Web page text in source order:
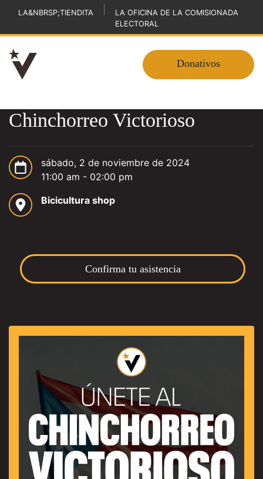
LA&NBRSP;TIENDITA
LA OFICINA DE LA COMISIONADA
ELECTORAL
Donativos
Chinchorreo Victorioso
sábado, 2 de noviembre de 2024
11:00 am - 02:00 pm
Bicicultura shop
Confirma tu asistencia